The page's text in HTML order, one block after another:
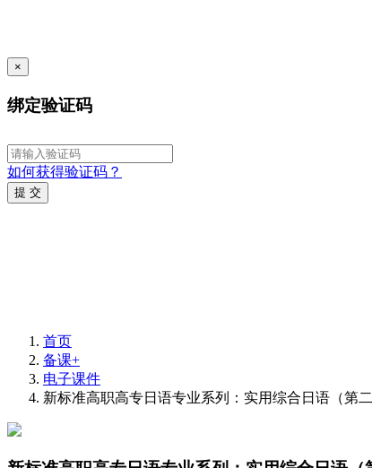
×
绑定验证码
如何获得验证码？
提 交
首页
备课+
电子课件
新标准高职高专日语专业系列：实用综合日语（第